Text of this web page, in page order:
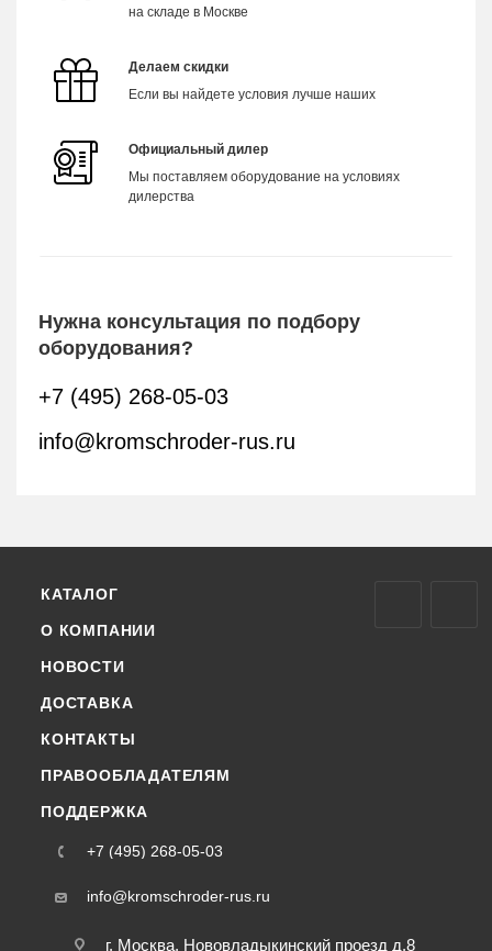
на складе в Москве
Делаем скидки
Если вы найдете условия лучше наших
Официальный дилер
Мы поставляем оборудование на условиях
дилерства
Нужна консультация по подбору
оборудования?
+7 (495) 268-05-03
info@kromschroder-rus.ru
КАТАЛОГ
О КОМПАНИИ
НОВОСТИ
ДОСТАВКА
КОНТАКТЫ
ПРАВООБЛАДАТЕЛЯМ
ПОДДЕРЖКА
+7 (495) 268-05-03
info@kromschroder-rus.ru
г. Москва, Нововладыкинский проезд д.8